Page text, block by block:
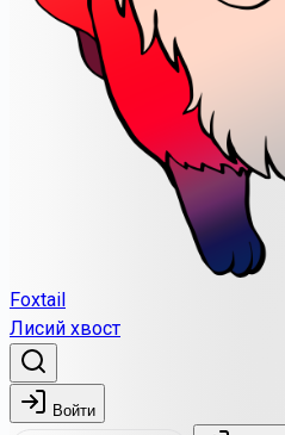
Foxtail
Лисий хвост
Войти